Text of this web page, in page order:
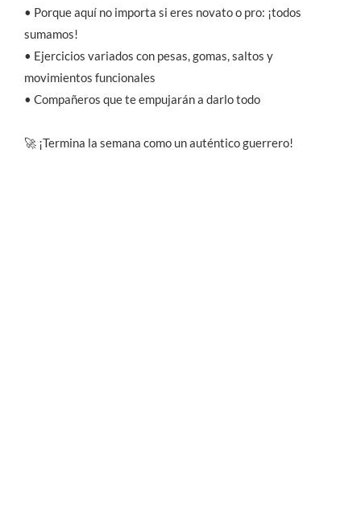
• Porque aquí no importa si eres novato o pro: ¡todos
sumamos!
• Ejercicios variados con pesas, gomas, saltos y
movimientos funcionales
• Compañeros que te empujarán a darlo todo
🚀 ¡Termina la semana como un auténtico guerrero!